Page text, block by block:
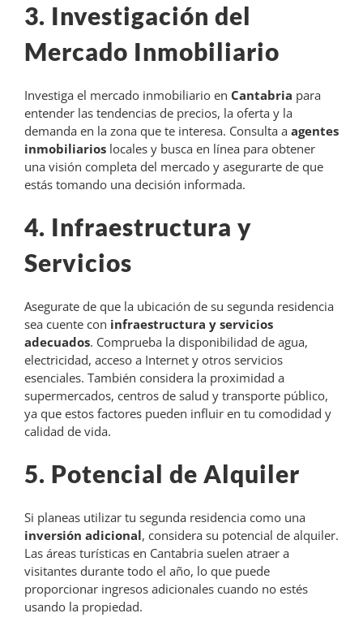
3. Investigación del
Mercado Inmobiliario
Investiga el mercado inmobiliario en Cantabria para
entender las tendencias de precios, la oferta y la
demanda en la zona que te interesa. Consulta a agentes
inmobiliarios locales y busca en línea para obtener
una visión completa del mercado y asegurarte de que
estás tomando una decisión informada.
4. Infraestructura y
Servicios
Asegurate de que la ubicación de su segunda residencia
sea cuente con infraestructura y servicios
adecuados. Comprueba la disponibilidad de agua,
electricidad, acceso a Internet y otros servicios
esenciales. También considera la proximidad a
supermercados, centros de salud y transporte público,
ya que estos factores pueden influir en tu comodidad y
calidad de vida.
5. Potencial de Alquiler
Si planeas utilizar tu segunda residencia como una
inversión adicional, considera su potencial de alquiler.
Las áreas turísticas en Cantabria suelen atraer a
visitantes durante todo el año, lo que puede
proporcionar ingresos adicionales cuando no estés
usando la propiedad.